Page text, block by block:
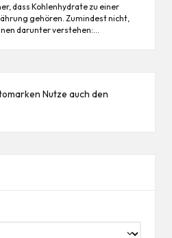
dass Kohlenhydrate zu einer
gehören. Zumindest nicht,
darunter verstehen:…
Nutze auch den